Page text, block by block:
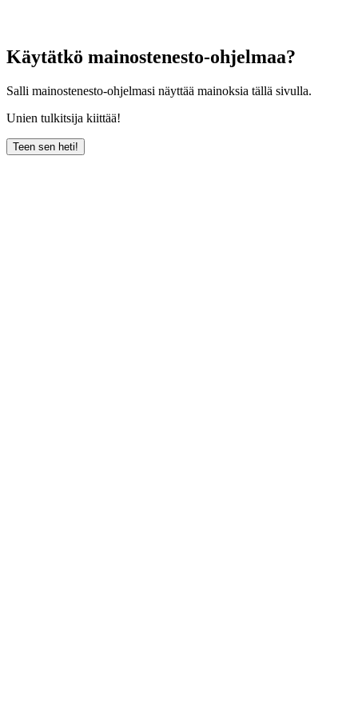
Käytätkö mainostenesto-ohjelmaa?
Salli mainostenesto-ohjelmasi näyttää mainoksia tällä sivulla.
Unien tulkitsija kiittää!
Teen sen heti!